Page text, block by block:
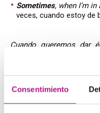
Consentimiento
Sometimes, when I’m
veces, cuando estoy de
Cuando queremos dar
Shealwayshas been
siempre justa con todos.